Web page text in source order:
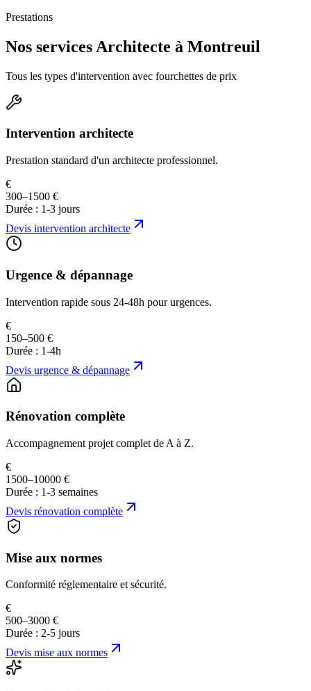
Prestations
Nos services Architecte à Montreuil
Tous les types d'intervention avec fourchettes de prix
Intervention architecte
Prestation standard d'un architecte professionnel.
€
300–1500 €
Durée : 1-3 jours
Devis intervention architecte
Urgence & dépannage
Intervention rapide sous 24-48h pour urgences.
€
150–500 €
Durée : 1-4h
Devis urgence & dépannage
Rénovation complète
Accompagnement projet complet de A à Z.
€
1500–10000 €
Durée : 1-3 semaines
Devis rénovation complète
Mise aux normes
Conformité réglementaire et sécurité.
€
500–3000 €
Durée : 2-5 jours
Devis mise aux normes